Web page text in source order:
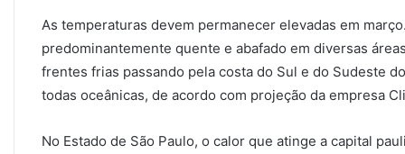
As temperaturas devem permanecer elevadas em
predominantemente quente e abafado em diversas
frentes frias passando pela costa do Sul e do Sudeste
todas oceânicas, de acordo com projeção da empresa
No Estado de São Paulo, o calor que atinge a capital